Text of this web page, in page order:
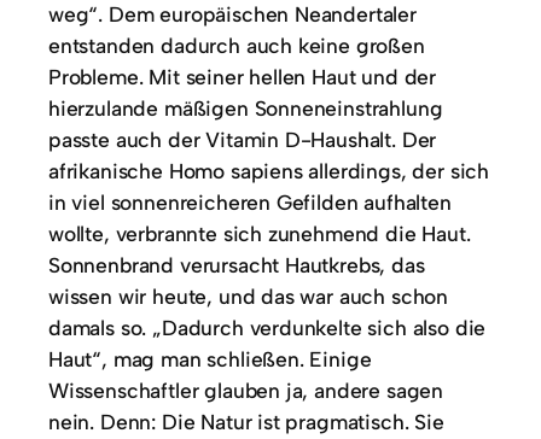
weg“. Dem europäischen Neandertaler
entstanden dadurch auch keine großen
Probleme. Mit seiner hellen Haut und der
hierzulande mäßigen Sonneneinstrahlung
passte auch der Vitamin D-Haushalt. Der
afrikanische Homo sapiens allerdings, der sich
in viel sonnenreicheren Gefilden aufhalten
wollte, verbrannte sich zunehmend die Haut.
Sonnenbrand verursacht Hautkrebs, das
wissen wir heute, und das war auch schon
damals so. „Dadurch verdunkelte sich also die
Haut“, mag man schließen. Einige
Wissenschaftler glauben ja, andere sagen
nein. Denn: Die Natur ist pragmatisch. Sie